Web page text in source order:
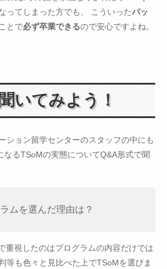
ってしまった方でも、 こういったバッ
とで必ず卒業できるので安心ですよね。
いてみよう！
ション留学センターのスタッフの中にも
るTSoMの実態についてQ&A形式で聞
ムを選んだ理由は？
重視したのはプログラムの内容だけでは
等も色々と見比べた上でTSoMを選びま